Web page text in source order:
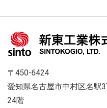
〒450-6424
愛知県名古屋市中村区名
24階